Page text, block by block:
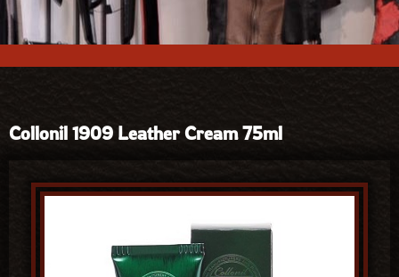
Collonil 1909 Leather Cream 75ml